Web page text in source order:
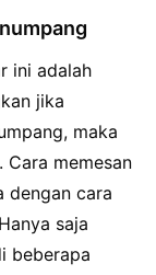
ini adalah
jika
maka
Cara memesan
dengan cara
saja
beberapa